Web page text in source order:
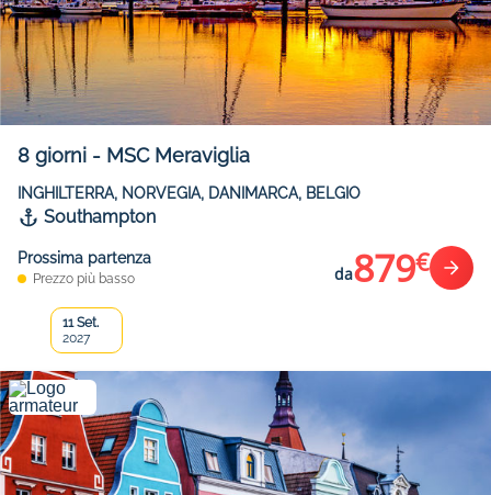
8 giorni - MSC Meraviglia
INGHILTERRA, NORVEGIA, DANIMARCA, BELGIO
Southampton
Prossima partenza
Prezzo più basso da879€
11 Set.
2027